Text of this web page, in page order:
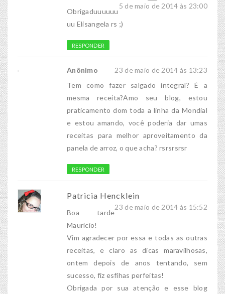
5 de maio de 2014 às 23:00
Obrigaduuuuuu
uu Elisangela rs ;)
RESPONDER
Anônimo
23 de maio de 2014 às 13:23
Tem como fazer salgado integral? É a
mesma receita?Amo seu blog, estou
praticamento dom toda a linha da Mondial
e estou amando, você poderia dar umas
receitas para melhor aproveitamento da
panela de arroz, o que acha? rsrsrsrsr
RESPONDER
Patricia Hencklein
23 de maio de 2014 às 15:52
Boa tarde
Maurício!
Vim agradecer por essa e todas as outras
receitas, e claro as dicas maravilhosas,
ontem depois de anos tentando, sem
sucesso, fiz esfihas perfeitas!
Obrigada por sua atenção e esse blog